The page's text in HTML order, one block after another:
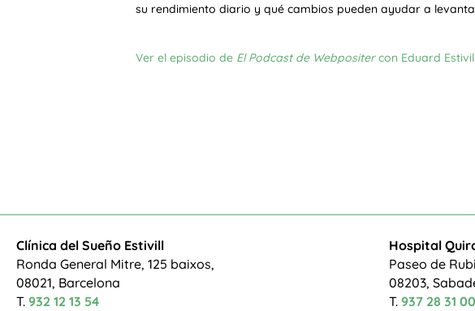
su rendimiento diario y qué cambios pueden ayudar a
Ver el episodio de El Podcast de Webpositercon Eduard
Clínica del Sueño Estivill
Ronda General Mitre, 125 baixos,
08021, Barcelona
T. 932 12 13 54
Hospital
Paseo de
08203,
T. 937 28 31 00